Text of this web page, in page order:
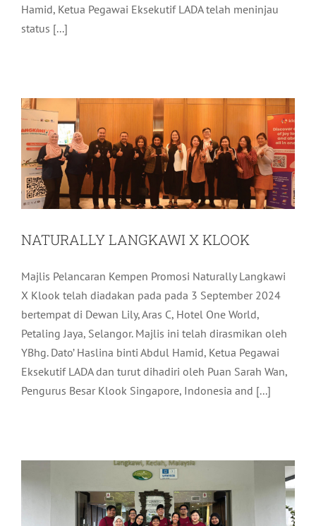
Hamid, Ketua Pegawai Eksekutif LADA telah meninjau
status [...]
NATURALLY LANGKAWI X KLOOK
Majlis Pelancaran Kempen Promosi Naturally Langkawi
X Klook telah diadakan pada pada 3 September 2024
bertempat di Dewan Lily, Aras C, Hotel One World,
Petaling Jaya, Selangor. Majlis ini telah dirasmikan oleh
YBhg. Dato’ Haslina binti Abdul Hamid, Ketua Pegawai
Eksekutif LADA dan turut dihadiri oleh Puan Sarah Wan,
Pengurus Besar Klook Singapore, Indonesia and [...]
PROGRAM SEMAIAN BAKAU